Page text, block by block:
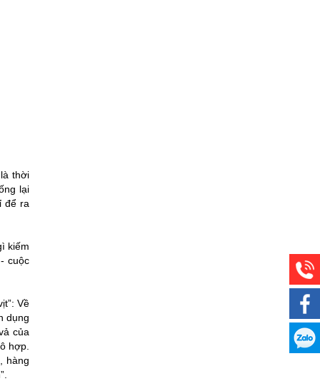
thời
lại
để ra
kiếm
cuộc
Về
dụng
của
hợp.
hàng